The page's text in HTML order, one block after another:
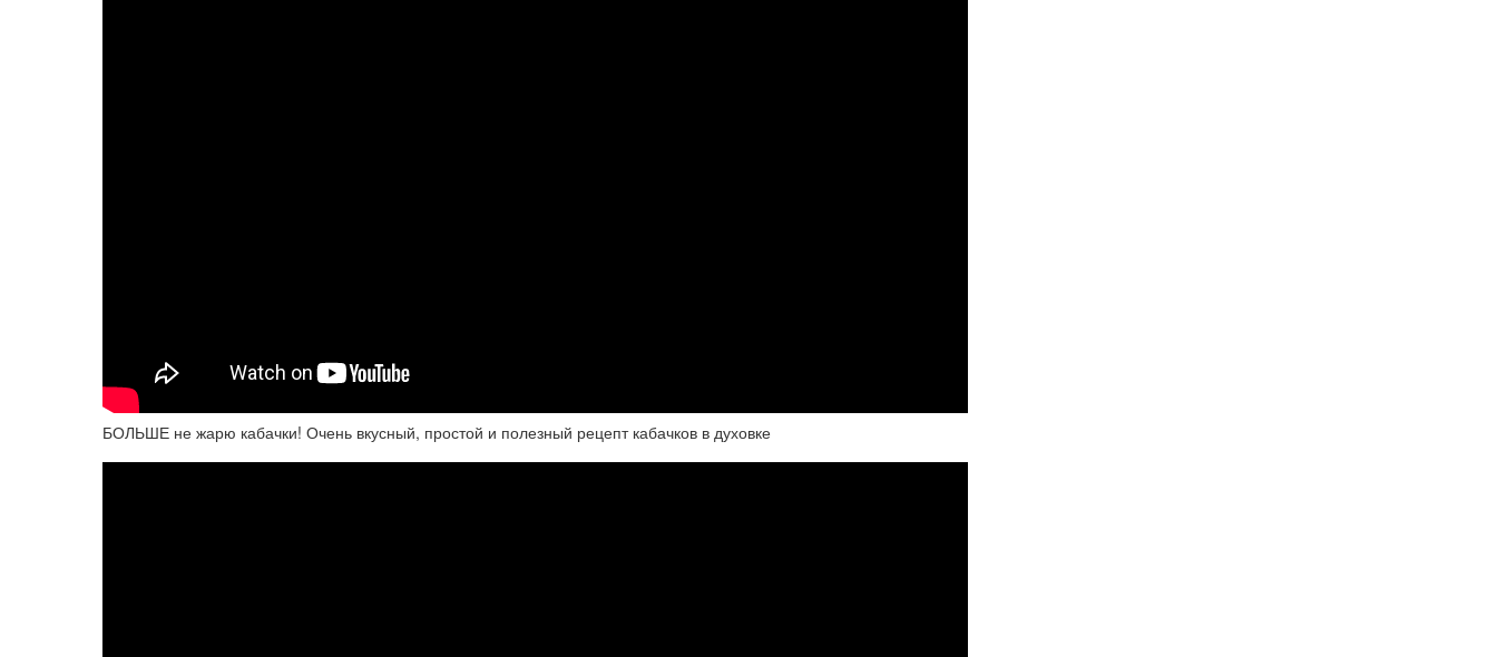
БОЛЬШЕ не жарю кабачки! Очень вкусный, простой и полезный рецепт кабачков в духовке